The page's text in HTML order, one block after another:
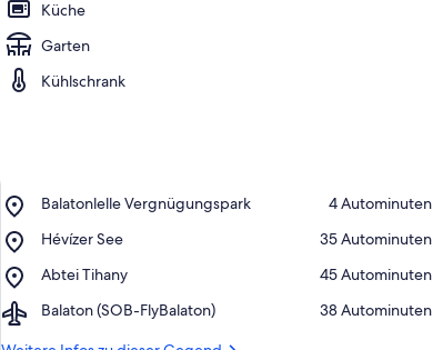
Küche
Garten
Kühlschrank
Balatonlelle Vergnügungspark
Place,
Vergnügungspark
‪4 Autominuten‬
Hévízer See
Place,
See
‪35 Autominuten‬
Abtei Tihany
Place,
Tihany
‪45 Autominuten‬
Balaton (SOB-FlyBalaton)
Airport,
‪38 Autominuten‬